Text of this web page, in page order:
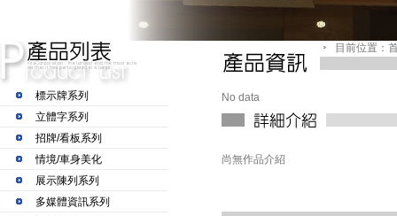
標示牌系列
立體字系列
招牌/看板系列
情境/車身美化
展示陳列系列
多媒體資訊系列
目前位置：
No data
尚無作品介紹